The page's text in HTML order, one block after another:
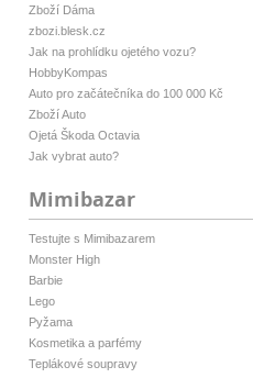
Zboží Dáma
zbozi.blesk.cz
Jak na prohlídku ojetého vozu?
HobbyKompas
Auto pro začátečníka do 100 000 Kč
Zboží Auto
Ojetá Škoda Octavia
Jak vybrat auto?
Mimibazar
Testujte s Mimibazarem
Monster High
Barbie
Lego
Pyžama
Kosmetika a parfémy
Teplákové soupravy